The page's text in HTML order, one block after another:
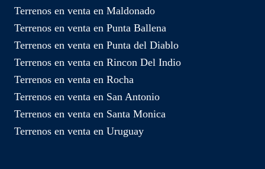
Terrenos en venta en Maldonado
Terrenos en venta en Punta Ballena
Terrenos en venta en Punta del Diablo
Terrenos en venta en Rincon Del Indio
Terrenos en venta en Rocha
Terrenos en venta en San Antonio
Terrenos en venta en Santa Monica
Terrenos en venta en Uruguay